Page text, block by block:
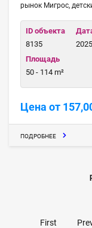
рынок Мигрос,
ID объекта
8135
2025
Площадь
50 - 114 m²
Цена от
ПОДРОБНЕЕ
First